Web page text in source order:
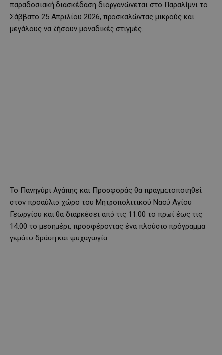
παραδοσιακή διασκέδαση διοργανώνεται στο Παραλίμνι το
Σάββατο 25 Απριλίου 2026, προσκαλώντας μικρούς και
μεγάλους να ζήσουν μοναδικές στιγμές.
Το Πανηγύρι Αγάπης και Προσφοράς θα πραγματοποιηθεί
στον προαύλιο χώρο του Μητροπολιτικού Ναού Αγίου
Γεωργίου και θα διαρκέσει από τις 11:00 το πρωί έως τις
14:00 το μεσημέρι, προσφέροντας ένα πλούσιο πρόγραμμα
γεμάτο δράση και ψυχαγωγία.